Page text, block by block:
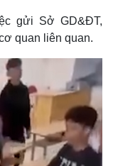
gửi Sở GD&ĐT,
quan liên quan.